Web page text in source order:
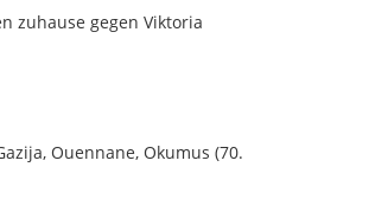
zuhause gegen Viktoria
Ouennane, Okumus (70.